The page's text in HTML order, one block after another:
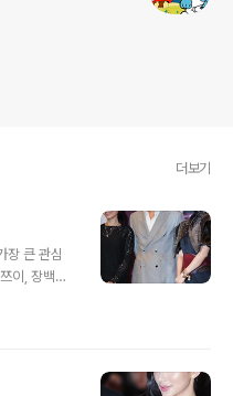
더보기
장 큰 관심
이, 장백지
... 서로 다
니와 호흡